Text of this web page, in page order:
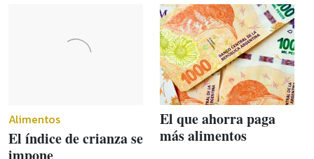
Alimentos
El índice de crianza se
impone
El que ahorra paga
más alimentos